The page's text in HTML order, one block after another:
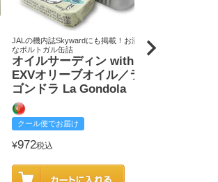
JALの機内誌Skywardにも掲載！お洒落
なポルトガル缶詰
オイルサーディン with
EXVオリーブオイル／ラ
ゴンドラ La Gondola
クール便でお届け
¥972税込